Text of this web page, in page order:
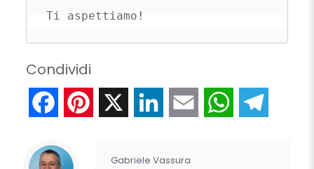
Ti aspettiamo!
Condividi
FacebookPinterest LinkedIn Email WhatsApp
Gabriele Vassura